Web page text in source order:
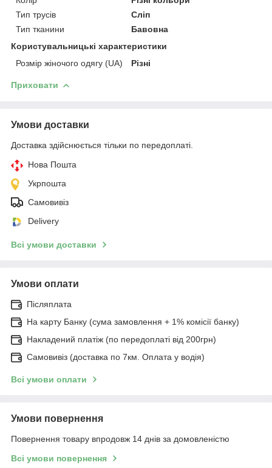
Тип трусів
Сліп
Тип тканини
Бавовна
Користувальницькі характеристики
Розмір жіночого одягу (UA)
Різні
Приховати
Умови доставки
Доставка здійснюється тільки по передоплаті.
Нова Пошта
Укрпошта
Самовивіз
Delivery
Всі умови доставки
Умови оплати
Післяплата
На карту Банку (сума замовлення + 1% комісії банку)
Накладений платіж (по передоплаті від 200грн)
Самовивіз (доставка по 7км. Оплата у водія)
Всі умови оплати
Умови повернення
Повернення товару впродовж 14 днів за домовленістю
Всі умови повернення